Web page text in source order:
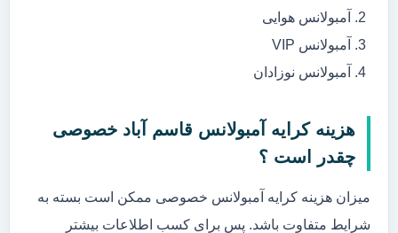
آمبولانس هوایی
آمبولانس VIP
آمبولانس نوزادان
هزینه کرایه آمبولانس قاسم آباد خصوصی
چقدر است ؟
میزان هزینه کرایه آمبولانس خصوصی ممکن است بسته به
شرایط متفاوت باشد. پس برای کسب اطلاعات بیشتر